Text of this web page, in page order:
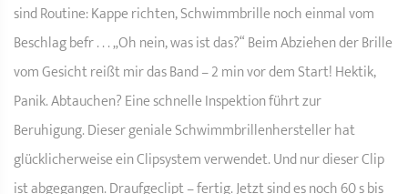
sind Routine: Kappe richten, Schwimmbrille noch einmal vom
Beschlag befr . . . „Oh nein, was ist das?“ Beim Abziehen der Brille
vom Gesicht reißt mir das Band – 2 min vor dem Start! Hektik,
Panik. Abtauchen? Eine schnelle Inspektion führt zur
Beruhigung. Dieser geniale Schwimmbrillenhersteller hat
glücklicherweise ein Clipsystem verwendet. Und nur dieser Clip
ist abgegangen. Draufgeclipt – fertig. Jetzt sind es noch 60 s bis